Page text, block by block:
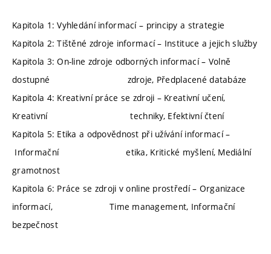
Kapitola 1: Vyhledání informací – principy a strategie
Kapitola 2: Tištěné zdroje informací – Instituce a jejich služby
Kapitola 3: On-line zdroje odborných informací – Volně
dostupné zdroje, Předplacené databáze
Kapitola 4: Kreativní práce se zdroji – Kreativní učení,
Kreativní techniky, Efektivní čtení
Kapitola 5: Etika a odpovědnost při užívání informací –
Informační etika, Kritické myšlení, Mediální
gramotnost
Kapitola 6: Práce se zdroji v online prostředí – Organizace
informací, Time management, Informační
bezpečnost